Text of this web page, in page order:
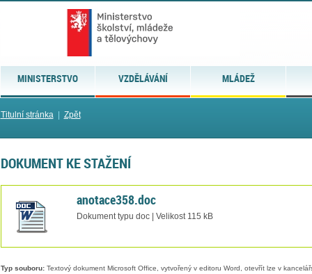
MINISTERSTVO VZDĚLÁVÁNÍ MLÁDEŽ
Titulní stránka| Zpět
DOKUMENT KE STAŽENÍ
anotace358.doc
Dokument typu doc | Velikost 115 kB
Typ souboru:Textový dokument Microsoft Office, vytvořený v editoru Word, otevřít lze v